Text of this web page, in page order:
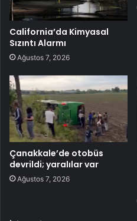
California’da Kimyasal
Sızıntı Alarmı
Ağustos 7, 2026
Çanakkale’de otobüs
devrildi; yaralılar var
Ağustos 7, 2026